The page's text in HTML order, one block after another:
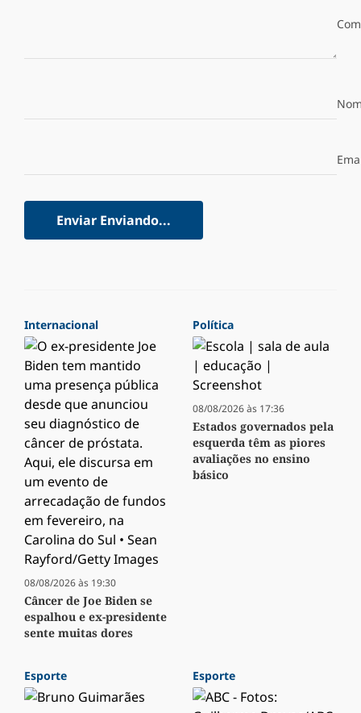
Enviar Enviando...
Internacional
08/08/2026 às 19:30
Câncer de Joe Biden se
espalhou e ex-presidente
sente muitas dores
Política
08/08/2026 às 17:36
Estados governados pela
esquerda têm as piores
avaliações no ensino
básico
Esporte Esporte